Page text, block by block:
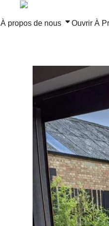
À propos de nous Ouvrir À